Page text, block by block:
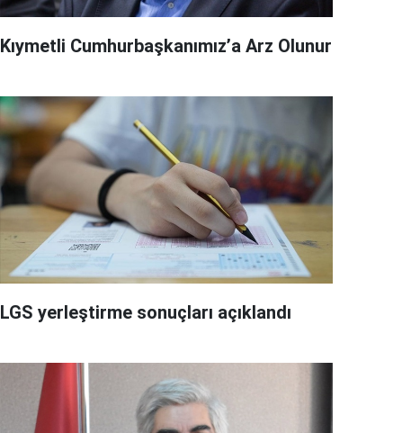
Kıymetli Cumhurbaşkanımız’a Arz Olunur
LGS yerleştirme sonuçları açıklandı